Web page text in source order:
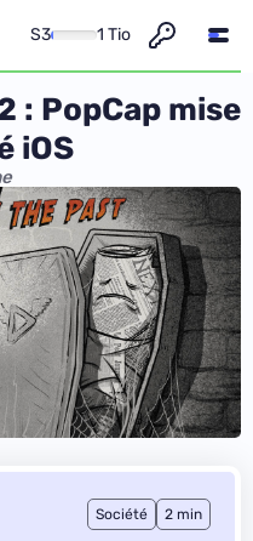
S3 1 Tio
: PopCap mise
iOS
Société 2 min